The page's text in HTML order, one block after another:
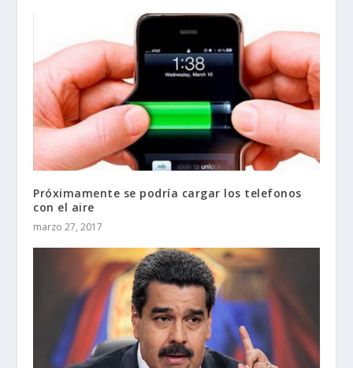
Próximamente se podría cargar los telefonos
con el aire
marzo 27, 2017